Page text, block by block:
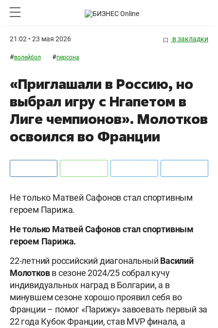
21:02 • 23 мая 2026 в закладки
#волейбол #персона
«Приглашали в Россию, но
выбрал игру с Нгапетом в
Лиге чемпионов». Молотков
освоился во Франции
Не только Матвей Сафонов стал спортивным
героем Парижа.
Не только Матвей Сафонов стал спортивным
героем Парижа.
22-летний российский диагональный Василий
Молотковв сезоне 2024/25 собрал кучу
индивидуальных наград в Болгарии, а в
минувшем сезоне хорошо проявил себя во
Франции – помог «Парижу» завоевать первый за
22 года Кубок Франции, став MVP финала, а